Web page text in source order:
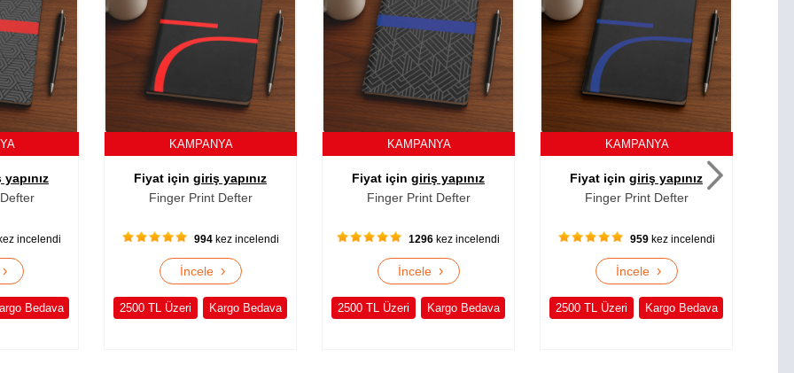
incelendi
›
Bedava
KAMPANYA
Fiyat için giriş yapınız
Finger Print Defter
1296 kez incelendi
İncele ›
2500 TL Üzeri Kargo Bedava
KAMPANYA
Fiyat için giriş yapınız
Finger Print Defter
959kez incelendi
İncele ›
2500 TL Üzeri Kargo Bedava
KAMPANYA
Fiyat için giriş yapınız
Finger Print Defter
979kez incelendi
İncele ›
2500 TL Üzeri Kargo Bedava